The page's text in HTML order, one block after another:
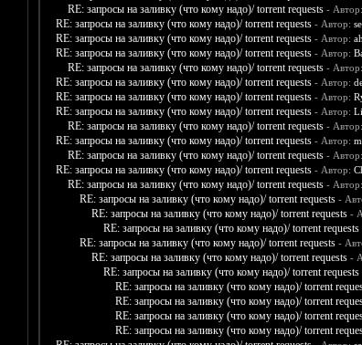
RE: запросы на заливку (что кому надо)/ torrent requests - Автор:
RE: запросы на заливку (что кому надо)/ torrent requests - Автор:
RE: запросы на заливку (что кому надо)/ torrent requests - Автор:
RE: запросы на заливку (что кому надо)/ torrent requests - Автор:
RE: запросы на заливку (что кому надо)/ torrent requests - Автор:
RE: запросы на заливку (что кому надо)/ torrent requests - Автор:
RE: запросы на заливку (что кому надо)/ torrent requests - Автор:
RE: запросы на заливку (что кому надо)/ torrent requests - Автор:
RE: запросы на заливку (что кому надо)/ torrent requests - Автор:
RE: запросы на заливку (что кому надо)/ torrent requests - Автор:
RE: запросы на заливку (что кому надо)/ torrent requests - Автор:
RE: запросы на заливку (что кому надо)/ torrent requests - Автор:
RE: запросы на заливку (что кому надо)/ torrent requests - Автор:
RE: запросы на заливку (что кому надо)/ torrent requests -
RE: запросы на заливку (что кому надо)/ torrent requests -
RE: запросы на заливку (что кому надо)/ torrent requests
RE: запросы на заливку (что кому надо)/ torrent requests -
RE: запросы на заливку (что кому надо)/ torrent requests -
RE: запросы на заливку (что кому надо)/ torrent requests
RE: запросы на заливку (что кому надо)/ torrent
RE: запросы на заливку (что кому надо)/ torrent
RE: запросы на заливку (что кому надо)/ torrent
RE: запросы на заливку (что кому надо)/ torrent